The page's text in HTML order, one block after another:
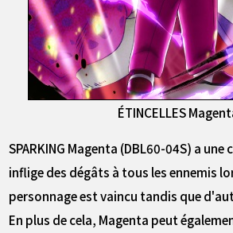
ÉTINCELLES
SPARKING Magenta (DBL60-04S) a
inflige des dégâts à tous les ennemis
personnage est vaincu tandis que
En plus de cela, Magenta peut